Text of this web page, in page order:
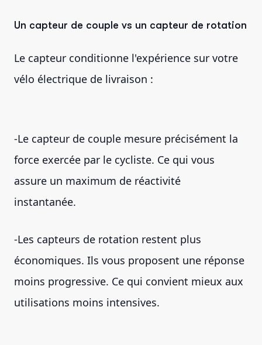
Un capteur de couple vs un capteur de rotation
Le capteur conditionne l'expérience sur votre
vélo électrique de livraison :
-Le capteur de couple mesure précisément la
force exercée par le cycliste. Ce qui vous
assure un maximum de réactivité
instantanée.
-Les capteurs de rotation restent plus
économiques. Ils vous proposent une réponse
moins progressive. Ce qui convient mieux aux
utilisations moins intensives.